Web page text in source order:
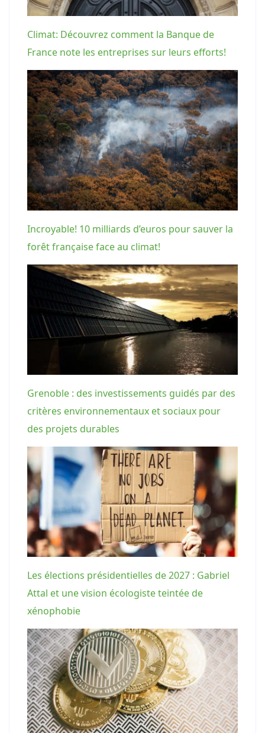
Climat: Découvrez comment la Banque de
France note les entreprises sur leurs efforts!
Incroyable! 10 milliards d’euros pour sauver la
forêt française face au climat!
Grenoble : des investissements guidés par des
critères environnementaux et sociaux pour
des projets durables
Les élections présidentielles de 2027 : Gabriel
Attal et une vision écologiste teintée de
xénophobie